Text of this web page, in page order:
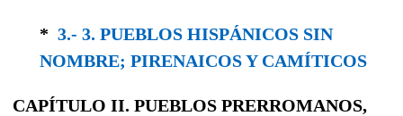
* 3.- 3. PUEBLOS HISPÁNICOS SIN
NOMBRE; PIRENAICOS Y CAMÍTICOS
CAPÍTULO II. PUEBLOS PRERROMANOS,